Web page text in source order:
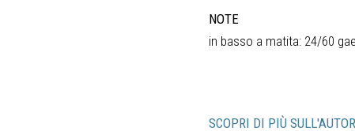
NOTE
in basso a matita: 24/60
SCOPRI DI PIÙ